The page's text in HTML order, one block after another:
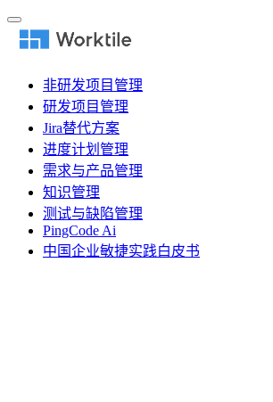
非研发项目管理
研发项目管理
Jira替代方案
进度计划管理
需求与产品管理
知识管理
测试与缺陷管理
PingCode Ai
中国企业敏捷实践白皮书